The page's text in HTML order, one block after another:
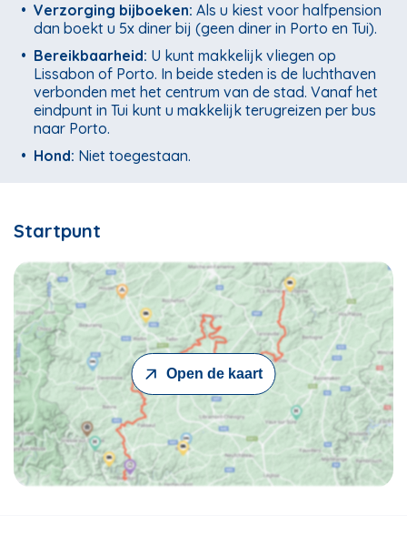
• Verzorging bijboeken: Als u kiest voor halfpension
dan boekt u 5x diner bij (geen diner in Porto en Tui).
• Bereikbaarheid: U kunt makkelijk vliegen op
Lissabon of Porto. In beide steden is de luchthaven
verbonden met het centrum van de stad. Vanaf het
eindpunt in Tui kunt u makkelijk terugreizen per bus
naar Porto.
• Hond: Niet toegestaan.
Startpunt
Open de kaart